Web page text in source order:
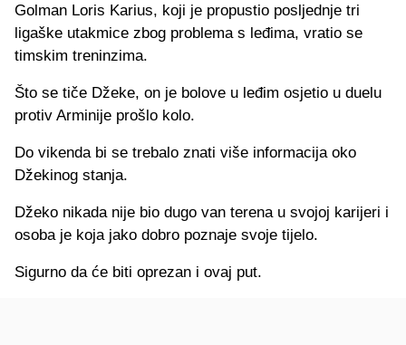
Golman Loris Karius, koji je propustio posljednje tri
ligaške utakmice zbog problema s leđima, vratio se
timskim treninzima.
Što se tiče Džeke, on je bolove u leđim osjetio u duelu
protiv Arminije prošlo kolo.
Do vikenda bi se trebalo znati više informacija oko
Džekinog stanja.
Džeko nikada nije bio dugo van terena u svojoj karijeri i
osoba je koja jako dobro poznaje svoje tijelo.
Sigurno da će biti oprezan i ovaj put.